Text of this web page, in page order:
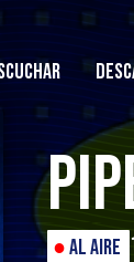
●AL AIRE